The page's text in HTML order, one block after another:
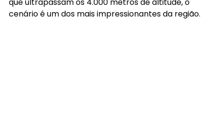
cenário é um dos mais impressionantes da região.